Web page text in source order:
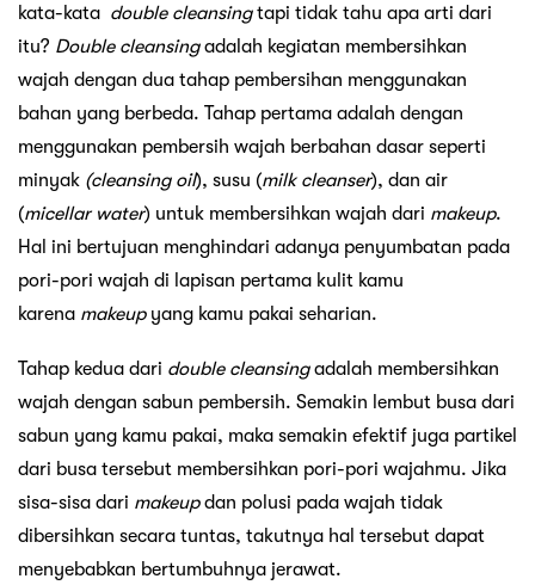
kata-kata double cleansingtapi tidak tahu apa arti dari
itu? Double cleansingadalah kegiatan membersihkan
wajah dengan dua tahap pembersihan menggunakan
bahan yang berbeda. Tahap pertama adalah dengan
menggunakan pembersih wajah berbahan dasar seperti
minyak (cleansing oil), susu (milk cleanser), dan air
(micellar water) untuk membersihkan wajah dari makeup.
Hal ini bertujuan menghindari adanya penyumbatan pada
pori-pori wajah di lapisan pertama kulit kamu
karena makeupyang kamu pakai seharian.
Tahap kedua dari double cleansingadalah membersihkan
wajah dengan sabun pembersih. Semakin lembut busa dari
sabun yang kamu pakai, maka semakin efektif juga partikel
dari busa tersebut membersihkan pori-pori wajahmu. Jika
sisa-sisa dari makeupdan polusi pada wajah tidak
dibersihkan secara tuntas, takutnya hal tersebut dapat
menyebabkan bertumbuhnya jerawat.